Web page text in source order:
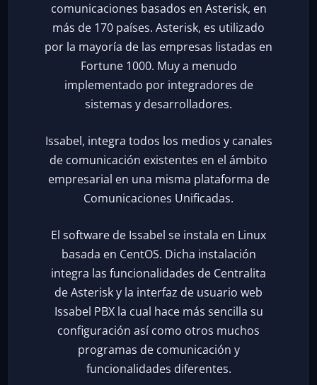
comunicaciones basados en Asterisk, en
más de 170 países. Asterisk, es utilizado
por la mayoría de las empresas listadas en
Fortune 1000. Muy a menudo
implementado por integradores de
sistemas y desarrolladores.
Issabel, integra todos los medios y canales
de comunicación existentes en el ámbito
empresarial en una misma plataforma de
Comunicaciones Unificadas.
El software de Issabel se instala en Linux
basada en CentOS. Dicha instalación
integra las funcionalidades de Centralita
de Asterisk y la interfaz de usuario web
Issabel PBX la cual hace más sencilla su
configuración así como otros muchos
programas de comunicación y
funcionalidades diferentes.